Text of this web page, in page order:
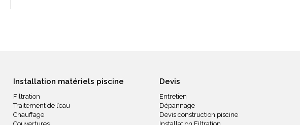
Installation matériels piscine
Filtration
Traitement de l’eau
Chauffage
Devis
Entretien
Dépannage
Devis construction piscine